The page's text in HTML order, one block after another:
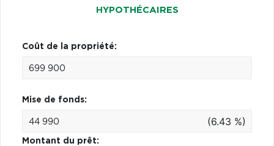
HYPOTHÉCAIRES
Coût de la propriété:
Mise de fonds:
(6.43 %)
Montant du prêt: